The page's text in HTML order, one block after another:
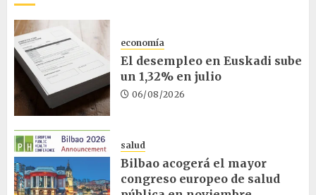
economía
El desempleo en Euskadi sube
un 1,32% en julio
06/08/2026
salud
Bilbao acogerá el mayor
congreso europeo de salud